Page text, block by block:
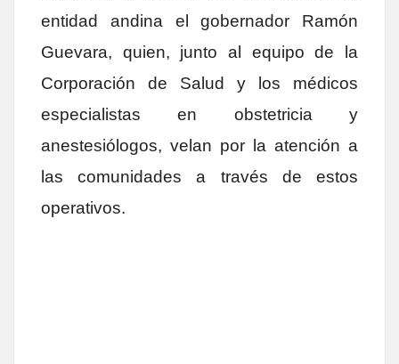
entidad andina el gobernador Ramón
Guevara, quien, junto al equipo de la
Corporación de Salud y los médicos
especialistas en obstetricia y
anestesiólogos, velan por la atención a
las comunidades a través de estos
operativos.